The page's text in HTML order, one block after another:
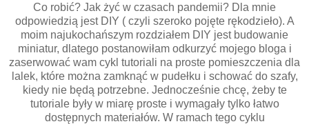
Co robić? Jak żyć w czasach pandemii? Dla mnie
odpowiedzią jest DIY ( czyli szeroko pojęte rękodzieło). A
moim najukochańszym rozdziałem DIY jest budowanie
miniatur, dlatego postanowiłam odkurzyć mojego bloga i
zaserwować wam cykl tutoriali na proste pomieszczenia dla
lalek, które można zamknąć w pudełku i schować do szafy,
kiedy nie będą potrzebne. Jednocześnie chcę, żeby te
tutoriale były w miarę proste i wymagały tylko łatwo
dostępnych materiałów. W ramach tego cyklu